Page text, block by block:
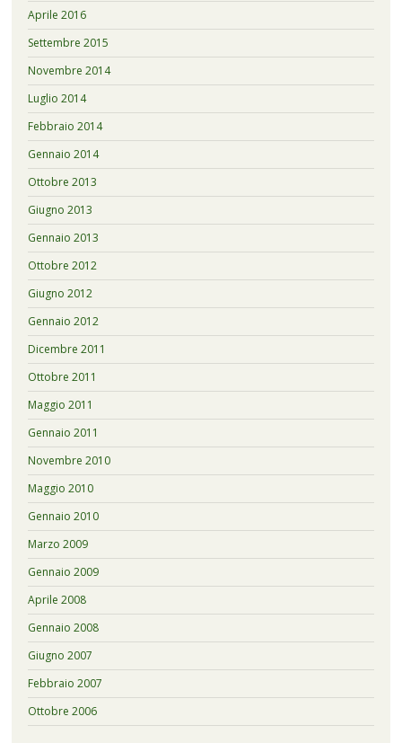
Aprile 2016
Settembre 2015
Novembre 2014
Luglio 2014
Febbraio 2014
Gennaio 2014
Ottobre 2013
Giugno 2013
Gennaio 2013
Ottobre 2012
Giugno 2012
Gennaio 2012
Dicembre 2011
Ottobre 2011
Maggio 2011
Gennaio 2011
Novembre 2010
Maggio 2010
Gennaio 2010
Marzo 2009
Gennaio 2009
Aprile 2008
Gennaio 2008
Giugno 2007
Febbraio 2007
Ottobre 2006